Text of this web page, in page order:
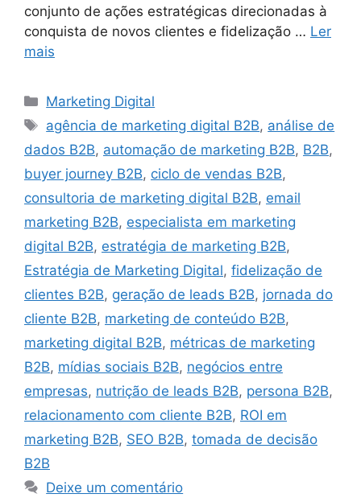
conjunto de ações estratégicas direcionadas à
conquista de novos clientes e fidelização … Ler
mais
Categorias
Marketing Digital
Tags
agência de marketing digital B2B, análise de
dados B2B, automação de marketing B2B, B2B,
buyer journey B2B, ciclo de vendas B2B,
consultoria de marketing digital B2B, email
marketing B2B, especialista em marketing
digital B2B, estratégia de marketing B2B,
Estratégia de Marketing Digital, fidelização de
clientes B2B, geração de leads B2B, jornada do
cliente B2B, marketing de conteúdo B2B,
marketing digital B2B, métricas de marketing
B2B, mídias sociais B2B, negócios entre
empresas, nutrição de leads B2B, persona B2B,
relacionamento com cliente B2B, ROI em
marketing B2B, SEO B2B, tomada de decisão
B2B
Deixe um comentário